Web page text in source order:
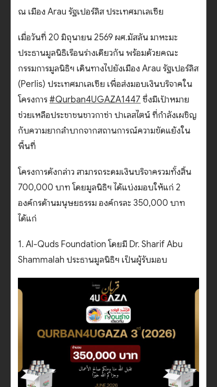
ณ เมือง Arau รัฐเปอร์ลิส ประเทศมาเลเซีย
เมื่อวันที่ 20 มิถุนายน 2569 ผศ.มัสลัน มาหะมะ
ประธานมูลนิธิเรือนร่างเดียวกัน พร้อมด้วยคณะ
กรรมการมูลนิธิฯ เดินทางไปยังเมือง Arau รัฐเปอร์ลิส
(Perlis) ประเทศมาเลเซีย เพื่อส่งมอบเงินบริจาคใน
โครงการ#Qurban4UGAZA1447 ซึ่งมีเป้าหมาย
ช่วยเหลือประชาชนชาวกาซ่า ปาเลสไตน์ ที่กำลังเผชิญ
กับความยากลำบากจากสถานการณ์ความขัดแย้งใน
พื้นที่
โครงการดังกล่าว สามารถระดมเงินบริจาครวมทั้งสิ้น
700,000 บาท โดยมูลนิธิฯ ได้แบ่งมอบให้แก่ 2
องค์กรด้านมนุษยธรรม องค์กรละ 350,000 บาท
ได้แก่
1. Al-Quds Foundation โดยมี Dr. Sharif Abu
Shammalah ประธานมูลนิธิฯ เป็นผู้รับมอบ